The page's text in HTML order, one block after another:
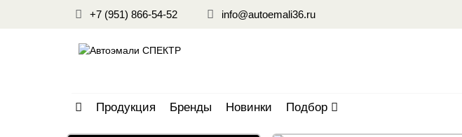
+7 (951) 866-54-52 info@autoemali36.ru
Продукция Бренды Новинки Подбор